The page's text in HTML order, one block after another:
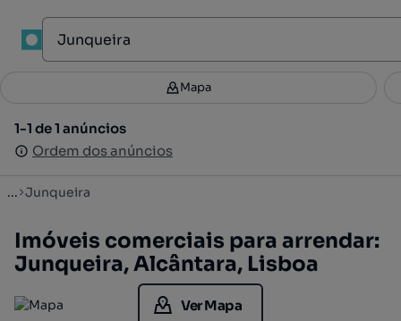
Filtros 3
1-1 de 1 anúncios
Ordem dos anúncios
Mapa
1-1 de 1 anúncios
Ordem dos anúncios
... Junqueira
Imóveis comerciais para arrendar:
Junqueira, Alcântara, Lisboa
Ver Mapa